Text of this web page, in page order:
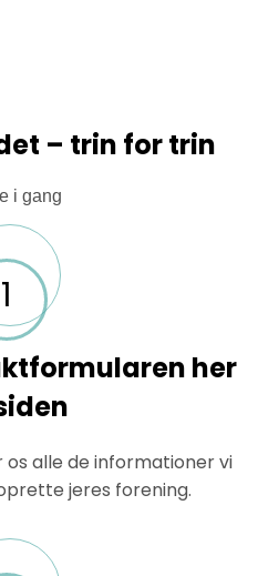
– trin for trin
i gang
1
her
alle de informationer vi
jeres forening.